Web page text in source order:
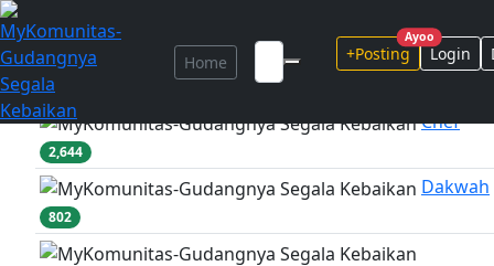
Home +Posting
Ayoo
Login
Adventure
Chef
2,644
Dakwah
802